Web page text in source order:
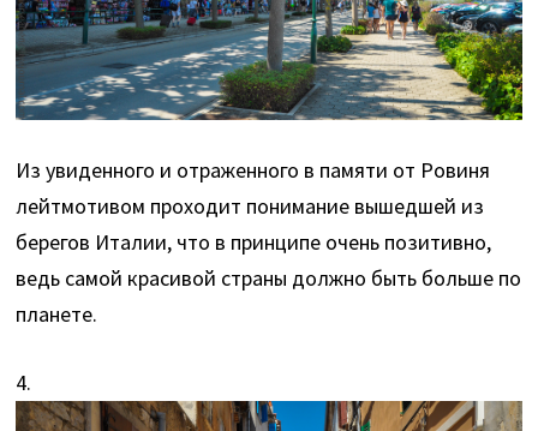
Из увиденного и отраженного в памяти от Ровиня
лейтмотивом проходит понимание вышедшей из
берегов Италии, что в принципе очень позитивно,
ведь самой красивой страны должно быть больше по
планете.
4.